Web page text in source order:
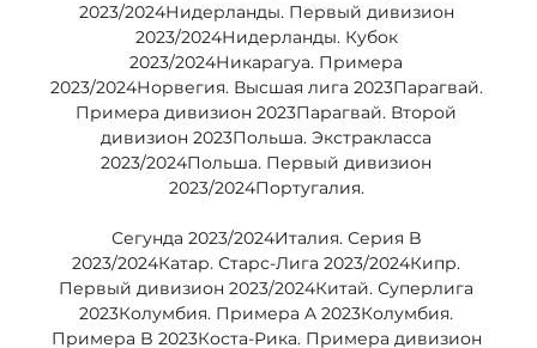
2023/2024Нидерланды. Первый дивизион
2023/2024Нидерланды. Кубок
2023/2024Никарагуа. Примера
2023/2024Норвегия. Высшая лига 2023Парагвай.
Примера дивизион 2023Парагвай. Второй
дивизион 2023Польша. Экстракласса
2023/2024Польша. Первый дивизион
2023/2024Португалия.
Сегунда 2023/2024Италия. Серия B
2023/2024Катар. Старс-Лига 2023/2024Кипр.
Первый дивизион 2023/2024Китай. Суперлига
2023Колумбия. Примера A 2023Колумбия.
Примера B 2023Коста-Рика. Примера дивизион